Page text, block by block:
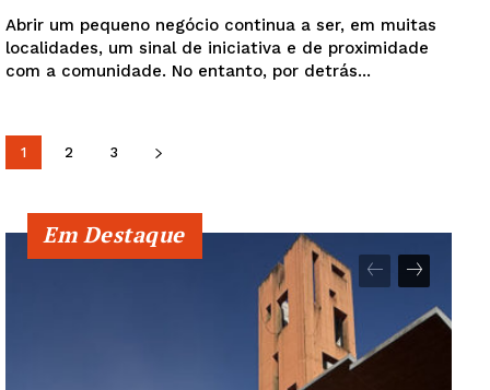
Abrir um pequeno negócio continua a ser, em muitas
localidades, um sinal de iniciativa e de proximidade
com a comunidade. No entanto, por detrás...
1 2 3
Em Destaque